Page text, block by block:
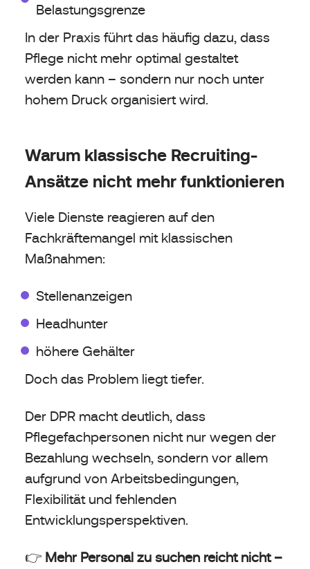
Belastungsgrenze
In der Praxis führt das häufig dazu, dass
Pflege nicht mehr optimal gestaltet
werden kann – sondern nur noch unter
hohem Druck organisiert wird.
Warum klassische Recruiting-
Ansätze nicht mehr funktionieren
Viele Dienste reagieren auf den
Fachkräftemangel mit klassischen
Maßnahmen:
Stellenanzeigen
Headhunter
höhere Gehälter
Doch das Problem liegt tiefer.
Der DPR macht deutlich, dass
Pflegefachpersonen nicht nur wegen der
Bezahlung wechseln, sondern vor allem
aufgrund von Arbeitsbedingungen,
Flexibilität und fehlenden
Entwicklungsperspektiven.
👉 Mehr Personal zu suchen reicht nicht –